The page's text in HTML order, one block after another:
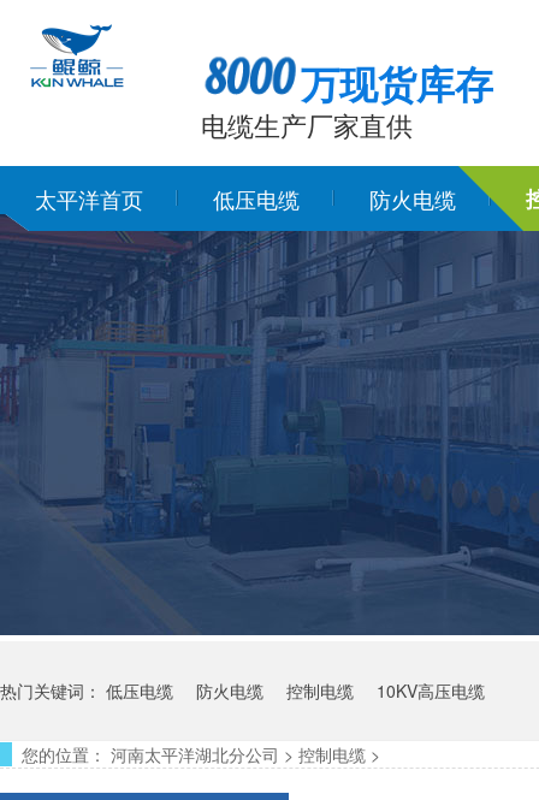
万现货库存
电缆生产厂家直供
太平洋首页 低压电缆 防火电缆
热门关键词： 低压电缆 防火电缆 控制电缆 10KV高压电缆
您的位置： 河南太平洋湖北分公司 > 控制电缆 >